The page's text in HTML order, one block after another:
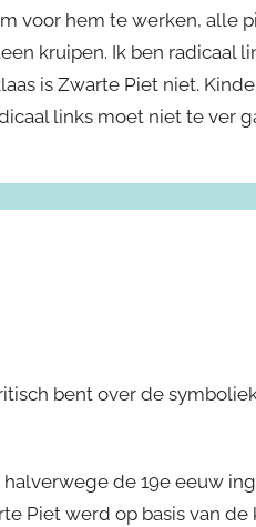
voor hem te werken, alle
kruipen. Ik ben radicaal
is Zwarte Piet niet.
links moet niet te ver
bent over de
halverwege de 19e eeuw
Piet werd op basis van de